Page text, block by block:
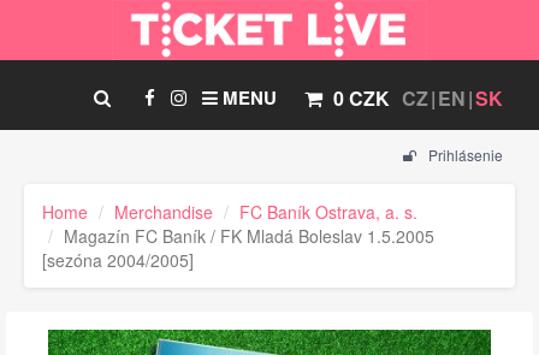
CZ EN SK
0 CZK
MENU
Prihlásenie
Home Merchandise
FC Baník Ostrava, a. s.
Magazín FC Baník / FK Mladá Boleslav 1.5.2005
[sezóna 2004/2005]